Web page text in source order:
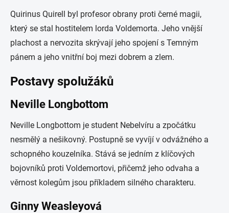
Quirinus Quirell byl profesor obrany proti černé magii,
který se stal hostitelem lorda Voldemorta. Jeho vnější
plachost a nervozita skrývají jeho spojení s Temným
pánem a jeho vnitřní boj mezi dobrem a zlem.
Postavy spolužáků
Neville Longbottom
Neville Longbottom je student Nebelvíru a zpočátku
nesmělý a nešikovný. Postupně se vyvíjí v odvážného a
schopného kouzelníka. Stává se jedním z klíčových
bojovníků proti Voldemortovi, přičemž jeho odvaha a
věrnost kolegům jsou příkladem silného charakteru.
Ginny Weasleyová